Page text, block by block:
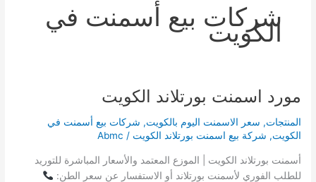
شركات بيع أسمنت في
الكويت
مورد اسمنت بورتلاند الكويت
المنتجات, سعر الاسمنت اليوم بالكويت, شركات بيع أسمنت في
الكويت, شركة بيع اسمنت بورتلاند الكويت /
Abmc
أسمنت بورتلاند الكويت | الموزع المعتمد والأسعار المباشرة للتوريد
للطلب الفوري لأسمنت بورتلاند أو الاستفسار عن سعر الطن:
اسمنت
بورتلاند
الكويت